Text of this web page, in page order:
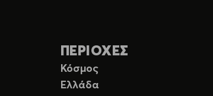
ΠΕΡΙΟΧΕΣ
Κόσμος
Ελλάδα